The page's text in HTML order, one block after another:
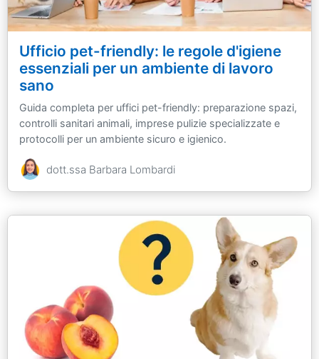
Ufficio pet-friendly: le regole d'igiene
essenziali per un ambiente di lavoro
sano
Guida completa per uffici pet-friendly: preparazione spazi,
controlli sanitari animali, imprese pulizie specializzate e
protocolli per un ambiente sicuro e igienico.
dott.ssa Barbara Lombardi